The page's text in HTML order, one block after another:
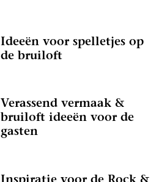
Ideeën voor spelletjes op
de bruiloft
Verassend vermaak &
bruiloft ideeën voor de
gasten